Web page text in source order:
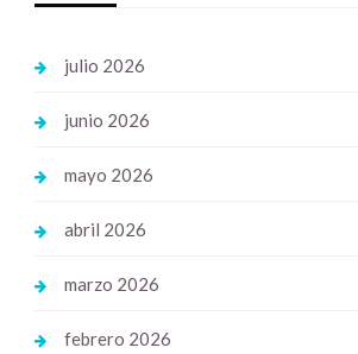
julio 2026
junio 2026
mayo 2026
abril 2026
marzo 2026
febrero 2026